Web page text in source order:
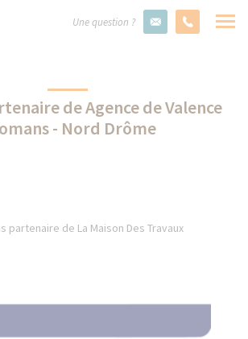
Une question ?
de Agence de Valence
- Nord Drôme
partenaire de La Maison Des Travaux